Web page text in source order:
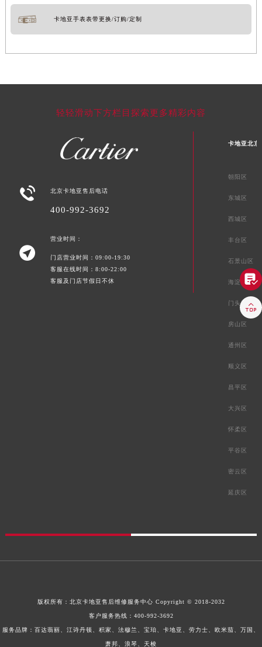
卡地亚手表表带更换/订购/定制
轻轻滑动下方栏目探索更多精彩内容
 北京卡地亚售后电话
400-992-3692

营业时间：
门店营业时间：09:00-19:30
客服在线时间：8:00-22:00
客服及门店节假日不休
卡地亚北京
朝阳区
东城区
西城区
丰台区
石景山区
海淀区
门头沟区
房山区
通州区
顺义区
昌平区
大兴区
怀柔区
平谷区
密云区
延庆区
版权所有： 北京卡地亚售后维修服务中心 Copyright © 2018-2032
客户服务热线： 400-992-3692
服务品牌：百达翡丽、江诗丹顿、积家、法穆兰、宝珀、卡地亚、劳力士、欧米茄、万国、
萧邦、浪琴、天梭

